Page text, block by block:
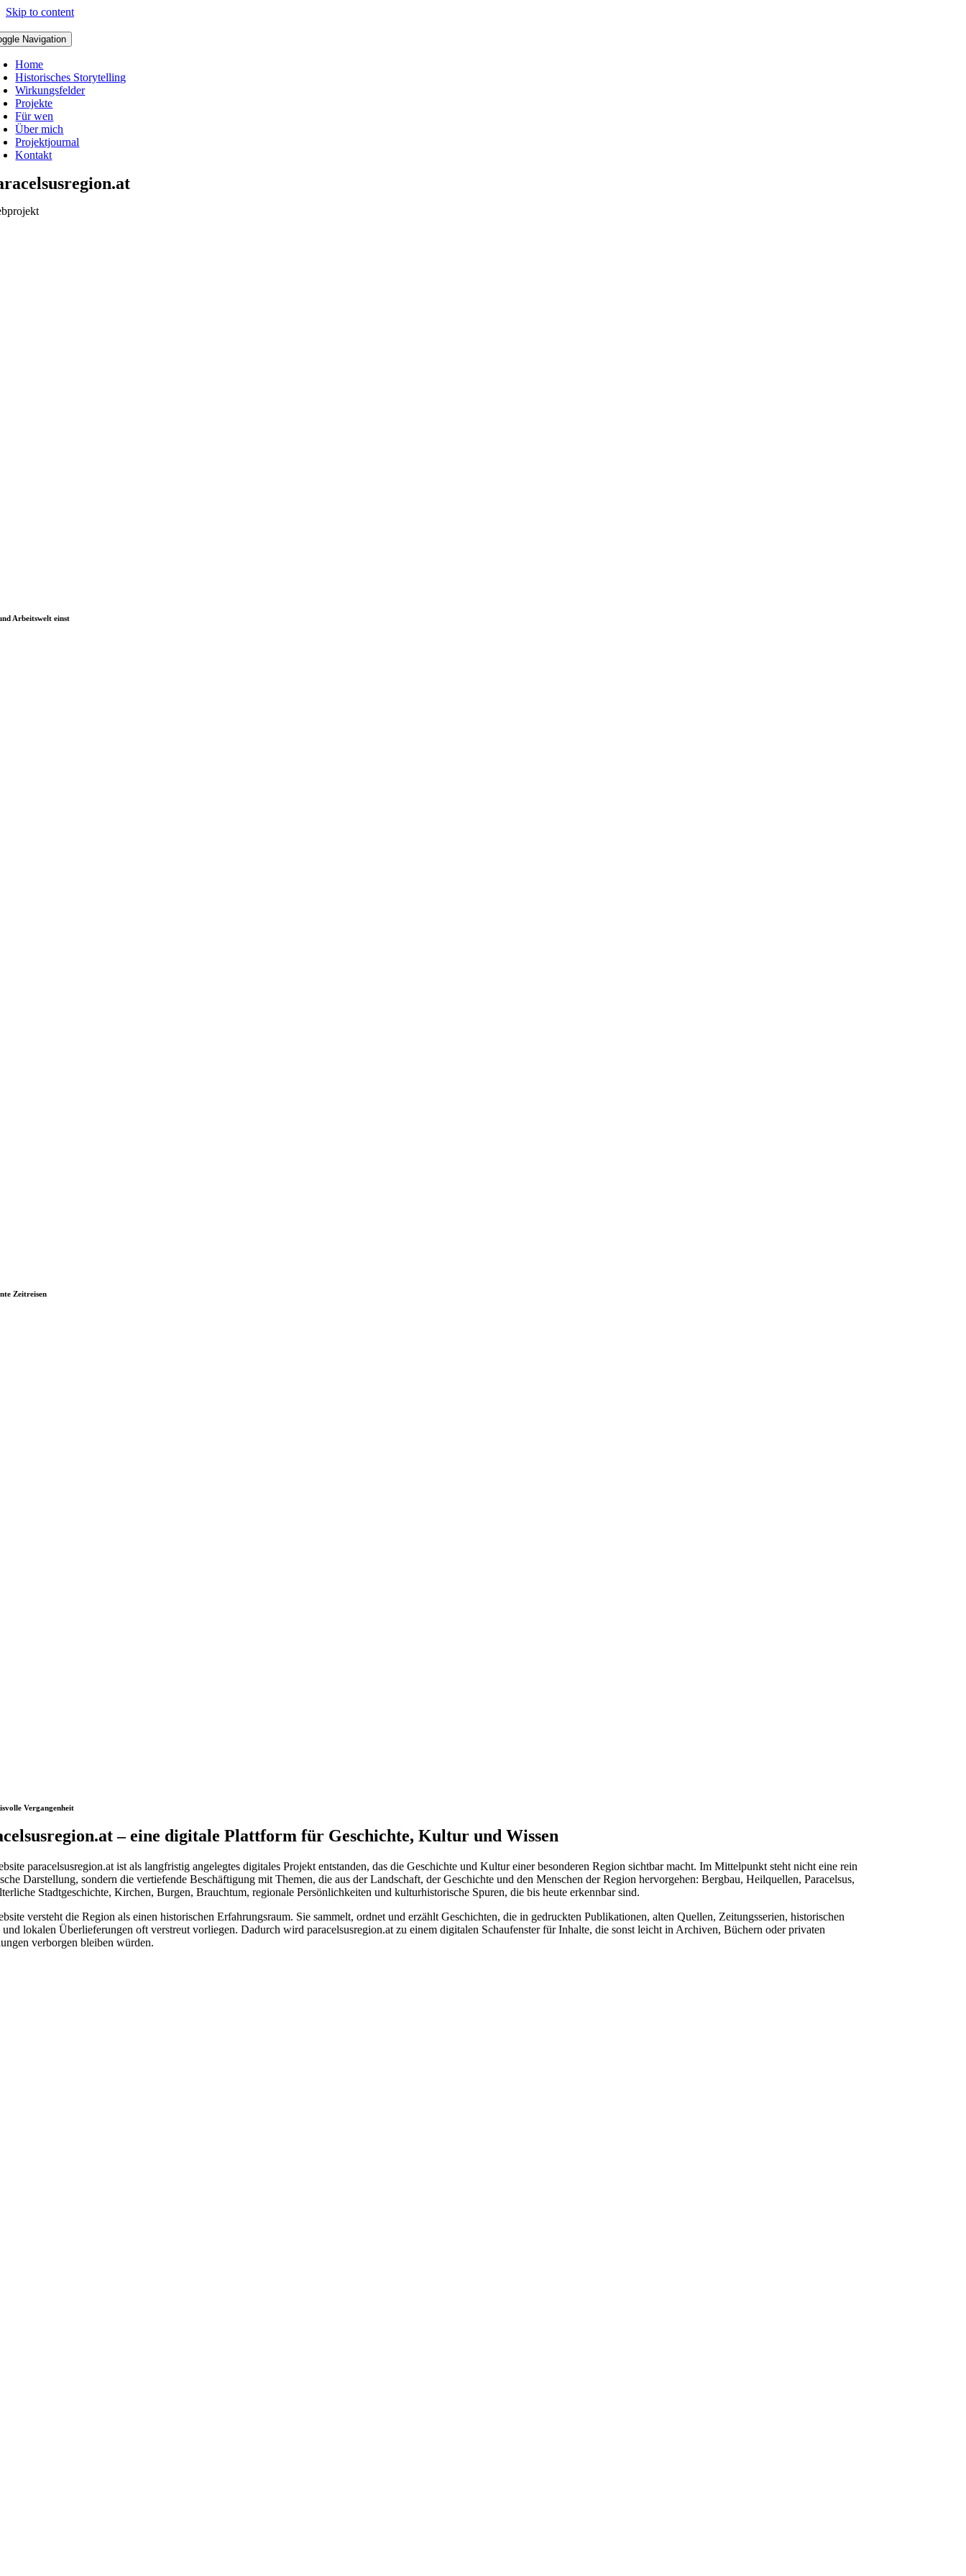
Skip to content
Navigation
Home
Historisches Storytelling
Wirkungsfelder
Projekte
Für wen
Über mich
Projektjournal
Kontakt
Arbeitswelt einst
Zeitreisen
Vergangenheit
– eine digitale Plattform für Geschichte, Kultur und Wissen
paracelsusregion.at ist als langfristig angelegtes digitales Projekt entstanden, das die Geschichte und Kultur einer besonderen Region sichtbar macht. Im Mittelpunkt steht nicht eine rein
Darstellung, sondern die vertiefende Beschäftigung mit Themen, die aus der Landschaft, der Geschichte und den Menschen der Region hervorgehen: Bergbau, Heilquellen, Paracelsus,
Stadtgeschichte, Kirchen, Burgen, Brauchtum, regionale Persönlichkeiten und kulturhistorische Spuren, die bis heute erkennbar sind.
versteht die Region als einen historischen Erfahrungsraum. Sie sammelt, ordnet und erzählt Geschichten, die in gedruckten Publikationen, alten Quellen, Zeitungsserien, historischen
und lokalen Überlieferungen oft verstreut vorliegen. Dadurch wird paracelsusregion.at zu einem digitalen Schaufenster für Inhalte, die sonst leicht in Archiven, Büchern oder privaten
verborgen bleiben würden.